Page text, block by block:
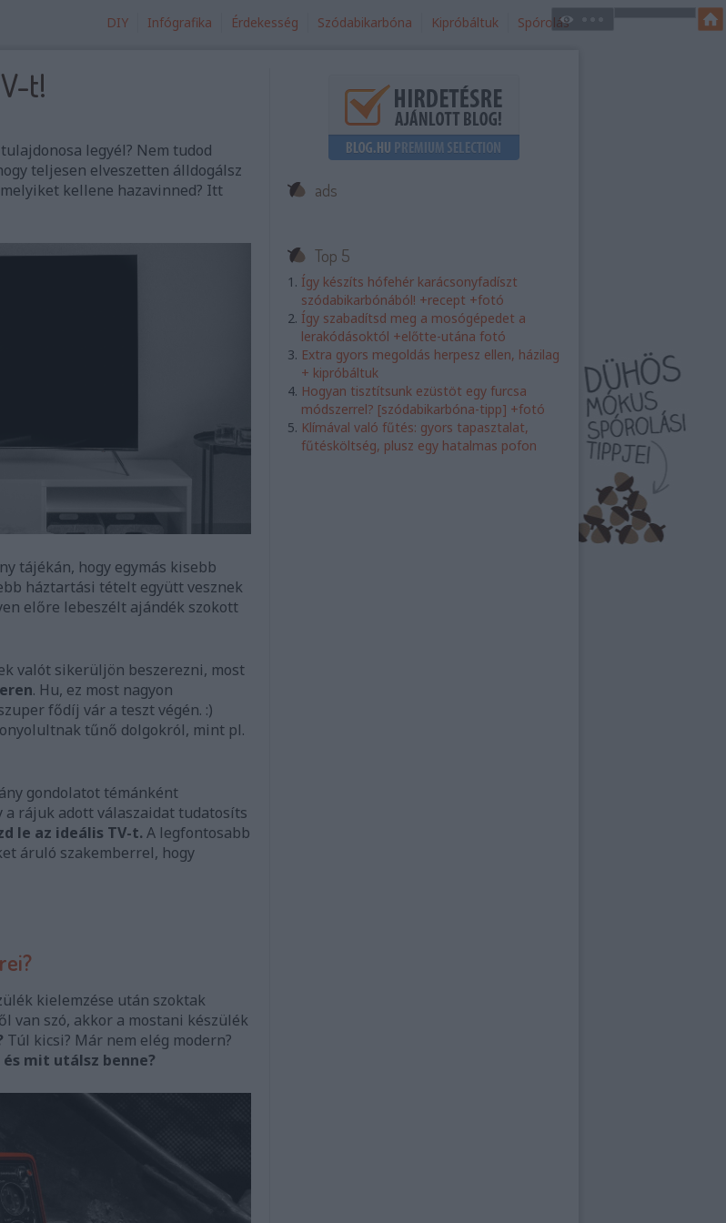
DIY Infógrafika Érdekesség Szódabikarbóna Kipróbáltuk Spórolás
t!
legyél? Nem tudod
teljesen elveszetten álldogálsz
kellene hazavinned? Itt
tájékán, hogy egymás kisebb
háztartási tételt együtt vesznek
előre lebeszélt ajándék szokott
valót sikerüljön beszerezni, most
. Hu, ez most nagyon
fődíj vár a teszt végén. :)
tűnő dolgokról, mint pl.
gondolatot témánként
a rájuk adott válaszaidat tudatosíts
le az ideális TV-t. A legfontosabb
áruló szakemberrel, hogy
kielemzése után szoktak
van szó, akkor a mostani készülék
Túl kicsi? Már nem elég modern?
mit utálsz benne?
ads
Top 5
Így készíts hófehér karácsonyfadíszt
szódabikarbónából! +recept +fotó
Így szabadítsd meg a mosógépedet a
lerakódásoktól +előtte-utána fotó
Extra gyors megoldás herpesz ellen, házilag
+ kipróbáltuk
Hogyan tisztítsunk ezüstöt egy furcsa
módszerrel? [szódabikarbóna-tipp] +fotó
Klímával való fűtés: gyors tapasztalat,
fűtésköltség, plusz egy hatalmas pofon